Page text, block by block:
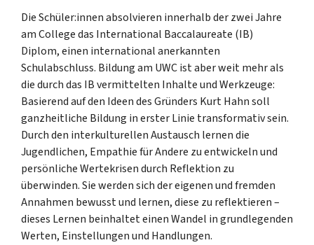
Die Schüler:innen absolvieren innerhalb der zwei Jahre
am College das International Baccalaureate (IB)
Diplom, einen international anerkannten
Schulabschluss. Bildung am UWC ist aber weit mehr als
die durch das IB vermittelten Inhalte und Werkzeuge:
Basierend auf den Ideen des Gründers Kurt Hahn soll
ganzheitliche Bildung in erster Linie transformativ sein.
Durch den interkulturellen Austausch lernen die
Jugendlichen, Empathie für Andere zu entwickeln und
persönliche Wertekrisen durch Reflektion zu
überwinden. Sie werden sich der eigenen und fremden
Annahmen bewusst und lernen, diese zu reflektieren –
dieses Lernen beinhaltet einen Wandel in grundlegenden
Werten, Einstellungen und Handlungen.